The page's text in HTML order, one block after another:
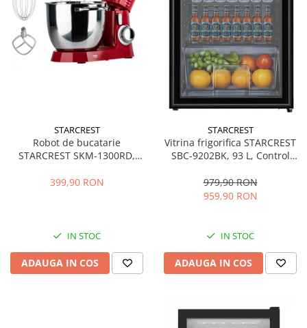
STARCREST
Robot de bucatarie
STARCREST SKM-1300RD,
Accesorii, 10 Viteze + Pulse,
399,90 RON
IN STOC
ADAUGA IN COS
STARCREST
Vitrina frigorifica STARCREST
SBC-9202BK, 93 L, Control
83.2 cm, Negru
979,90 RON
959,90 RON
IN STOC
ADAUGA IN COS